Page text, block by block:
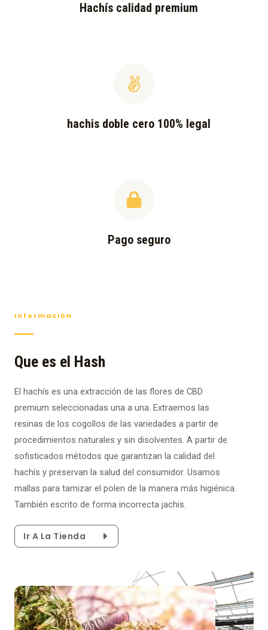
Hachís calidad premium
hachis doble cero 100% legal
Pago seguro
Información
Que es el Hash
El hachís es una extracción de las flores de CBD
premium seleccionadas una a una. Extraemos las
resinas de los cogollos de las variedades a partir de
procedimientos naturales y sin disolventes. A partir de
sofisticados métodos que garantizan la calidad del
hachís y preservan la salud del consumidor. Usamos
mallas para tamizar el polen de la manera más higiénica.
También escrito de forma incorrecta jachis.
Ir A La Tienda